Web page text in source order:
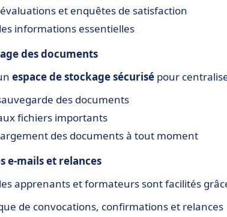
et enquêtes de satisfaction
informations essentielles
des documents
espace de stockage sécurisé pour
des documents
fichiers importants
des documents à tout moment
e-mails et relances
apprenants et formateurs sont facilités
de convocations, confirmations et relances